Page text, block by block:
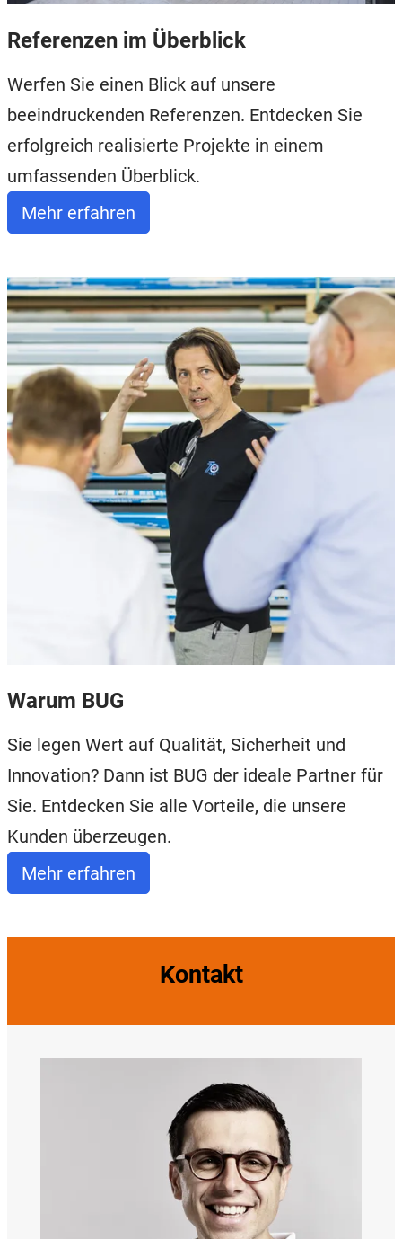
Referenzen im Überblick
Werfen Sie einen Blick auf unsere
beeindruckenden Referenzen. Entdecken Sie
erfolgreich realisierte Projekte in einem
umfassenden Überblick.
Mehr erfahren
Warum BUG
Sie legen Wert auf Qualität, Sicherheit und
Innovation? Dann ist BUG der ideale Partner für
Sie. Entdecken Sie alle Vorteile, die unsere
Kunden überzeugen.
Mehr erfahren
Kontakt